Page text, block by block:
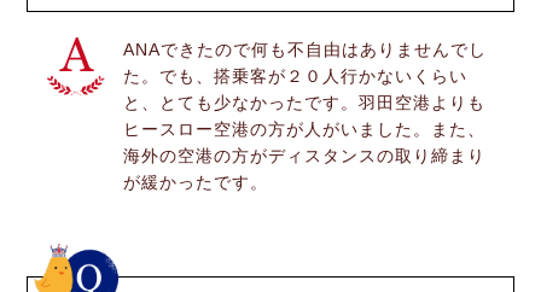
ANAできたので何も不自由はありませんでし
た。でも、搭乗客が２０人行かないくらい
と、とても少なかったです。羽田空港よりも
ヒースロー空港の方が人がいました。また、
海外の空港の方がディスタンスの取り締まり
が緩かったです。